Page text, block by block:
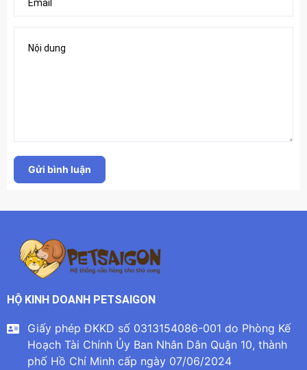
Gửi bình luận
HỘ KINH DOANH PETSAIGON
Giấy phép ĐKKD số 0313154086-001 do Phòng Kế
Hoạch Tài Chính Ủy Ban Nhân Dân Quận 10, thành
phố Hồ Chí Minh cấp ngày 07/06/2024